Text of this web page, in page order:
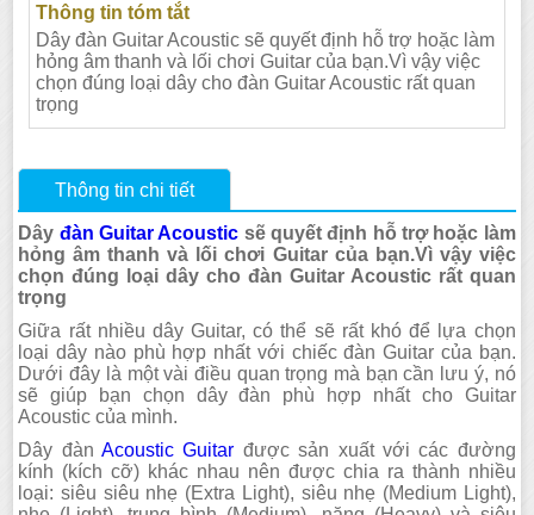
Thông tin tóm tắt
Dây đàn Guitar Acoustic sẽ quyết định hỗ trợ hoặc làm
hỏng âm thanh và lối chơi Guitar của bạn.Vì vậy việc
chọn đúng loại dây cho đàn Guitar Acoustic rất quan
trọng
Thông tin chi tiết
Dây đàn Guitar Acoustic sẽ quyết định hỗ trợ hoặc làm
hỏng âm thanh và lối chơi Guitar của bạn.Vì vậy việc
chọn đúng loại dây cho đàn Guitar Acoustic rất quan
trọng
Giữa rất nhiều dây Guitar, có thể sẽ rất khó để lựa chọn
loại dây nào phù hợp nhất với chiếc đàn Guitar của bạn.
Dưới đây là một vài điều quan trọng mà bạn cần lưu ý, nó
sẽ giúp bạn chọn dây đàn phù hợp nhất cho Guitar
Acoustic của mình.
Dây đànAcoustic Guitar được sản xuất với các đường
kính (kích cỡ) khác nhau nên được chia ra thành nhiều
loại: siêu siêu nhẹ (Extra Light), siêu nhẹ (Medium Light),